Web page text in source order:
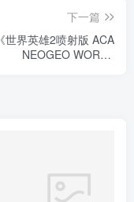
下一篇
《世界英雄2喷射版 ACA
NEOGEO WORLD